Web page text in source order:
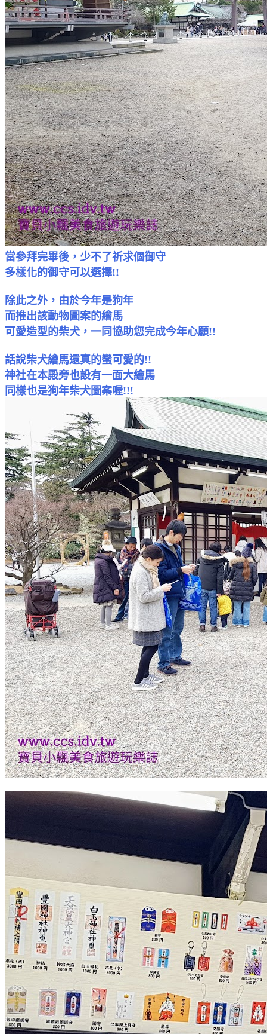
當參拜完畢後，少不了祈求個御守
多樣化的御守可以選擇!!
除此之外，由於今年是狗年
而推出該動物圖案的繪馬
可愛造型的柴犬，一同協助您完成今年心願!!
話說柴犬繪馬還真的蠻可愛的!!
神社在本殿旁也設有一面大繪馬
同樣也是狗年柴犬圖案喔!!!